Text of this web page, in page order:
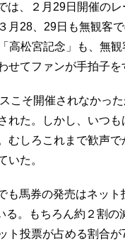
、２月29日開催の
月28、29日も無観客
高松宮記念」も、無
せてファンが手拍子
こそ開催されなかっ
れた。しかし、いつ
むしろこれまで歓声
いた。
馬券の発売はネット
る。もちろん約２割
ト投票が占める割合